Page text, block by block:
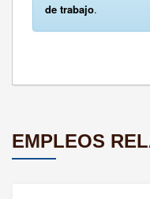
de trabajo.
EMPLEOS